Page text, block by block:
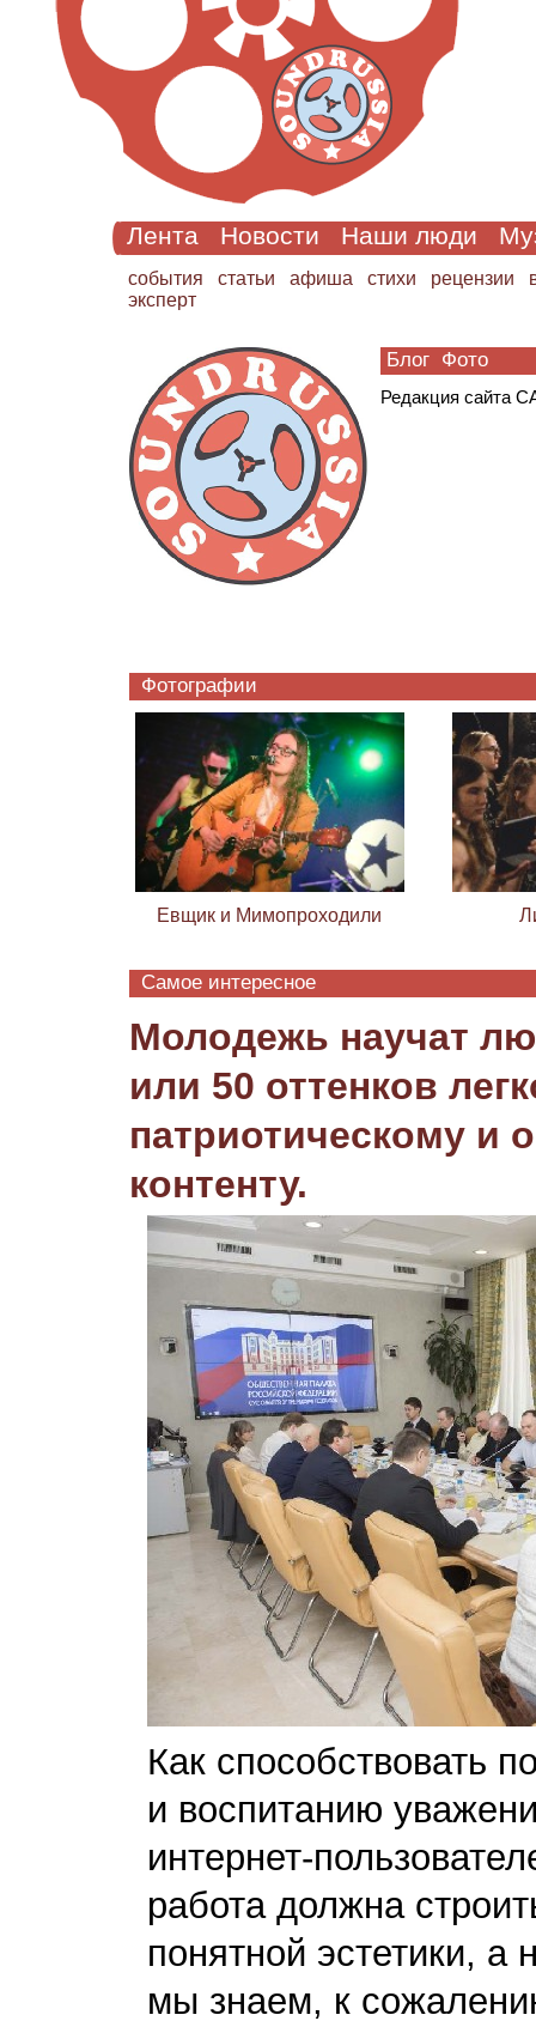
Лента Новости Наши люди
cобытия статьи афиша стихи рецензии
эксперт
Блог Фото
Фотографии
Евщик и Мимопроходили
Самое интересное
Молодежь научат
или 50 оттенков
патриотическому и
контенту.
Как способствовать
и воспитанию
интернет-
работа должна
понятной эстетики, а
мы знаем, к